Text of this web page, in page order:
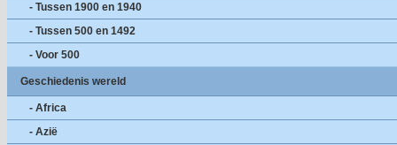
- Tussen 1900 en 1940
- Tussen 500 en 1492
- Voor 500
Geschiedenis wereld
- Africa
- Azië